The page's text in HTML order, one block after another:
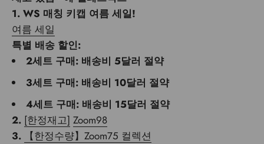
1. WS 매칭 키캡 여름 세일!
여름 세일
특별 배송 할인:
2세트 구매: 배송비 5달러 절약
3세트 구매: 배송비 10달러 절약
4세트 구매: 배송비 15달러 절약
2. [한정재고] Zoom98
3.
【한정수량】Zoom75 컬렉션